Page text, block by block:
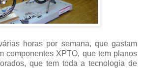
horas por semana, que gastam
componentes XPTO, que tem planos
que tem toda a tecnologia de